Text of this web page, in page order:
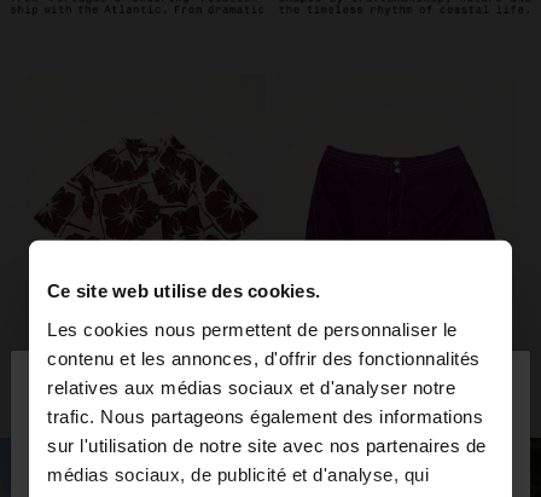
Ce site web utilise des cookies.
Les cookies nous permettent de personnaliser le
contenu et les annonces, d'offrir des fonctionnalités
relatives aux médias sociaux et d'analyser notre
trafic. Nous partageons également des informations
sur l'utilisation de notre site avec nos partenaires de
médias sociaux, de publicité et d'analyse, qui
bonjour ×
Vous accédez au site depuis Martinique. Voulez-
vous parcourir notre site au United States?